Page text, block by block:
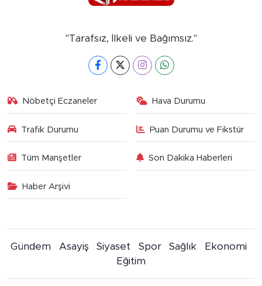
"Tarafsız, İlkeli ve Bağımsız."
Nöbetçi Eczaneler Hava Durumu
Trafik Durumu Puan Durumu ve Fikstür
Tüm Manşetler Son Dakika Haberleri
Haber Arşivi
Gündem Asayiş Siyaset Spor Sağlık
Ekonomi
Eğitim